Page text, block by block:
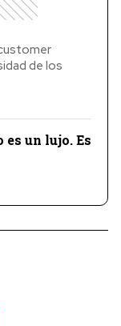
de los
un lujo. Es